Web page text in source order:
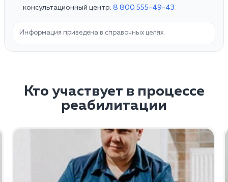
консультационный центр: 8 800 555-49-43
Информация приведена в справочных целях.
Кто участвует в процессе
реабилитации